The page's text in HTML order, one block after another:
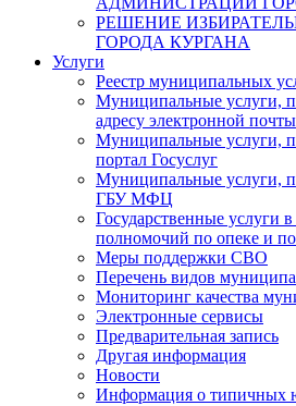
РЕШЕНИЕ
ГОРОДА КУРГАНА
Услуги
Реестр муниципальных
Муниципальные услуги,
адресу электронной почты
Муниципальные услуги,
портал Госуслуг
Муниципальные услуги,
ГБУ МФЦ
Государственные услуги
полномочий по опеке и
Меры поддержки СВО
Перечень видов
Мониторинг качества
Электронные сервисы
Предварительная запись
Другая информация
Новости
Информация о типичных